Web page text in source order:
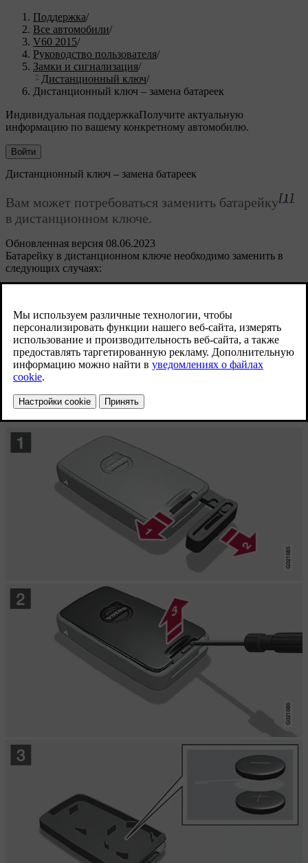
Поддержка/
Все автомобили/
V60 2015/
Руководство пользователя/
Замки и сигнализация/
Дистанционный ключ/
Дистанционный ключ – замена батареек
Индивидуальная поддержкаПолучите актуальную
информацию по вашему конкретному автомобилю.
Войти
Обновленная версия 08.06.2023
Дистанционный ключ – замена батареек
Вам может потребоваться заменить батарейку[1]
в дистанционном ключе.
Батарейку в дистанционном ключе необходимо заменить в
следующих случаях:
приборе и на дисплее показывается
Разряжена батарея
дистанц. управл. Замените батарею.
и/или
В пределах 20 метров от автомобиля замки при
многократных попытках не реагируют на сигнал
дистанционного ключа.